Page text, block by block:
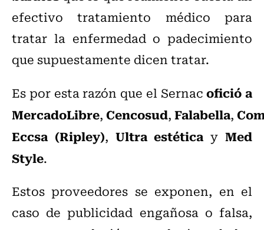
efectivo tratamiento médico para
tratar la enfermedad o padecimiento
que supuestamente dicen tratar.
Es por esta razón que el Sernacofició a
MercadoLibre,Cencosud,Falabella,
Eccsa (Ripley), Ultra estética yMed
Style.
Estos proveedores se exponen, en el
caso de publicidad engañosa o falsa,